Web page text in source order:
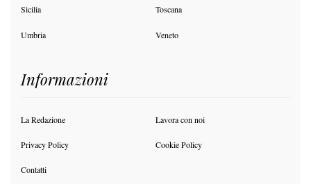
Sicilia Toscana
Umbria Veneto
Informazioni
La Redazione Lavora con noi
Privacy Policy Cookie Policy
Contatti